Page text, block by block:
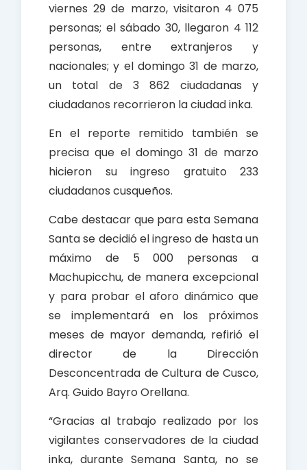
viernes 29 de marzo, visitaron 4 075
personas; el sábado 30, llegaron 4 112
personas, entre extranjeros y
nacionales; y el domingo 31 de marzo,
un total de 3 862 ciudadanas y
ciudadanos recorrieron la ciudad inka.
En el reporte remitido también se
precisa que el domingo 31 de marzo
hicieron su ingreso gratuito 233
ciudadanos cusqueños.
Cabe destacar que para esta Semana
Santa se decidió el ingreso de hasta un
máximo de 5 000 personas a
Machupicchu, de manera excepcional
y para probar el aforo dinámico que
se implementará en los próximos
meses de mayor demanda, refirió el
director de la Dirección
Desconcentrada de Cultura de Cusco,
Arq. Guido Bayro Orellana.
“Gracias al trabajo realizado por los
vigilantes conservadores de la ciudad
inka, durante Semana Santa, no se